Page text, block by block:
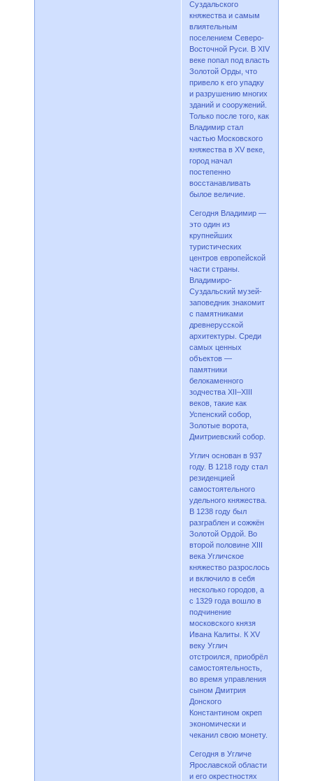
Суздальского
княжества и самым
влиятельным
поселением Северо-
Восточной Руси. В XIV
веке попал под власть
Золотой Орды, что
привело к его упадку
и разрушению многих
зданий и сооружений.
Только после того, как
Владимир стал
частью Московского
княжества в XV веке,
город начал
постепенно
восстанавливать
былое величие.
Сегодня Владимир —
это один из
крупнейших
туристических
центров европейской
части страны.
Владимиро-
Суздальский музей-
заповедник знакомит
с памятниками
древнерусской
архитектуры. Среди
самых ценных
объектов —
памятники
белокаменного
зодчества XII–XIII
веков, такие как
Успенский собор,
Золотые ворота,
Дмитриевский собор.
Углич основан в 937
году. В 1218 году стал
резиденцией
самостоятельного
удельного княжества.
В 1238 году был
разграблен и сожжён
Золотой Ордой. Во
второй половине XIII
века Угличское
княжество разрослось
и включило в себя
несколько городов, а
с 1329 года вошло в
подчинение
московского князя
Ивана Калиты. К XV
веку Углич
отстроился, приобрёл
самостоятельность,
во время управления
сыном Дмитрия
Донского
Константином окреп
экономически и
чеканил свою монету.
Сегодня в Угличе
Ярославской области
и его окрестностях